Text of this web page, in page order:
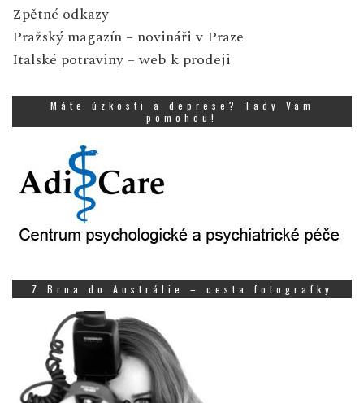
Zpětné odkazy
Pražský magazín – novináři v Praze
Italské potraviny – web k prodeji
Máte úzkosti a deprese? Tady Vám
pomohou!
Z Brna do Austrálie – cesta fotografky